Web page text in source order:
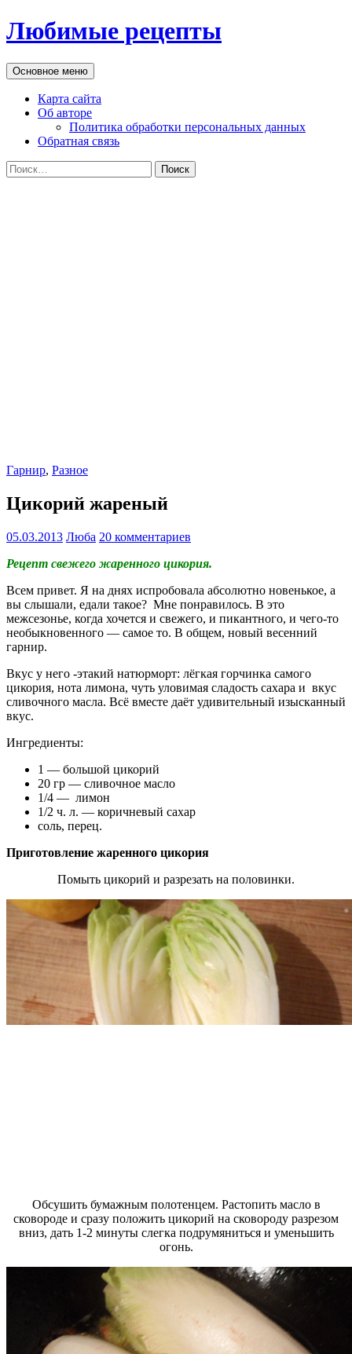
Перейти
к
Любимые рецепты
Поиск
Основное меню
Карта сайта
Об авторе
Политика обработки персональных данных
Обратная связь
Найти:
Гарнир, Разное
Цикорий жареный
05.03.2013 Люба 20 комментариев
Рецепт свежего жаренного цикория.
Всем привет. Я на днях испробовала абсолютно новенькое, а
вы слышали, едали такое? Мне понравилось. В это
межсезонье, когда хочется и свежего, и пикантного, и чего-то
необыкновенного — самое то. В общем, новый весенний
гарнир.
Вкус у него -этакий натюрморт: лёгкая горчинка самого
цикория, нота лимона, чуть уловимая сладость сахара и вкус
сливочного масла. Всё вместе даёт удивительный изысканный
вкус.
Ингредиенты:
1 — большой цикорий
20 гр — сливочное масло
1/4 — лимон
1/2 ч. л. — коричневый сахар
соль, перец.
Приготовление жаренного цикория
Помыть цикорий и разрезать на половинки.
Обсушить бумажным полотенцем. Растопить масло в
сковороде и сразу положить цикорий на сковороду разрезом
вниз, дать 1-2 минуты слегка подрумяниться и уменьшить
огонь.